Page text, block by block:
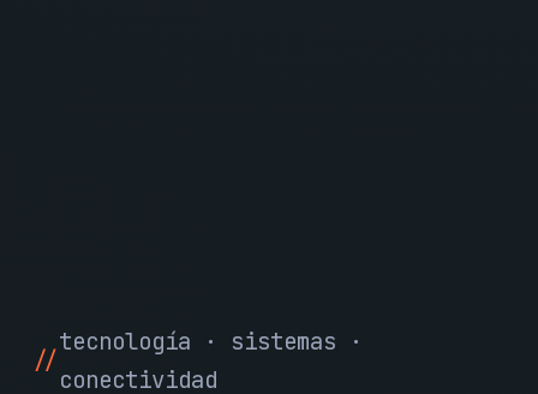
tecnología · sistemas ·
conectividad